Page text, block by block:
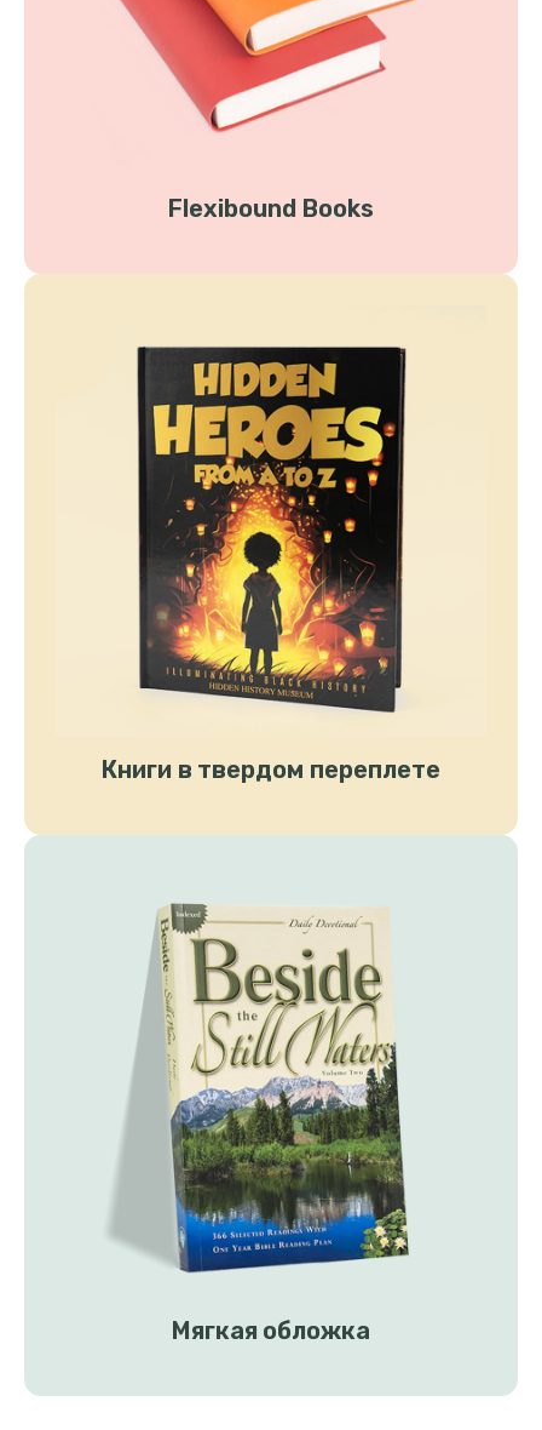
Flexibound Books
Книги в твердом переплете
Мягкая обложка